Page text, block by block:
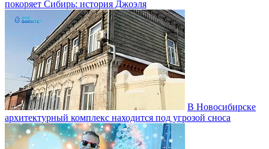
покоряет Сибирь: история Джоэля
В Новосибирске
архитектурный комплекс находится под угрозой сноса